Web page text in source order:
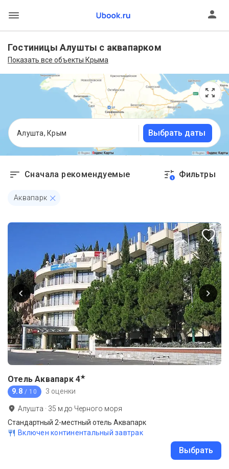
Гостиницы Алушты с аквапарком
Показать все объекты Крыма
Алушта, Крым Выбрать даты
Сначала рекомендуемые 1 Фильтры
Аквапарк
Отель Аквапарк 4★
9.8 / 10 3 оценки
Алушта · 35 м до Черного моря
Стандартный 2-местный отель Аквапарк
Включен континентальный завтрак
Выбрать